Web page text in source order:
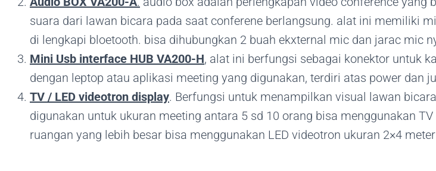
suara dari lawan bicara pada saat conferene berlangsung. alat ini memiliki
di lengkapi bloetooth. bisa dihubungkan 2 buah ekxternal mic dan jarac mic
Mini Usb interface HUB VA200-H, alat ini berfungsi sebagai konektor untuk
dengan leptop atau aplikasi meeting yang digunakan, terdiri atas power dan
TV / LED videotron display. Berfungsi untuk menampilkan visual lawan
digunakan untuk ukuran meeting antara 5 sd 10 orang bisa menggunakan
ruangan yang lebih besar bisa menggunakan LED videotron ukuran 2×4